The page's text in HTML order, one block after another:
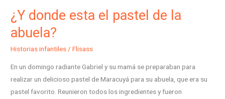
¿Y donde esta el pastel de la
abuela?
Historias infantiles/Flisass
En un domingo radiante Gabriel y su mamá se preparaban para
realizar un delicioso pastel de Maracuyá para su abuela, que era su
pastel favorito. Reunieron todos los ingredientes y fueron